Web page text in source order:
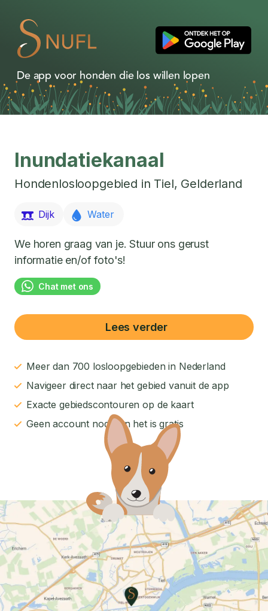
De app voor honden die los willen lopen
Inundatiekanaal
Hondenlosloopgebied in Tiel, Gelderland
Dijk Water
We horen graag van je. Stuur ons gerust
informatie en/of foto's!
Chat met ons
Lees verder
Meer dan 700 losloopgebieden in Nederland
Navigeer direct naar het gebied vanuit de app
Exacte gebiedscontouren op de kaart
Geen account nodig en het is gratis